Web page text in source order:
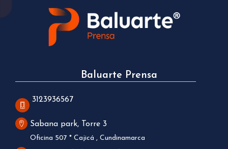
Baluarte Prensa
3123936567
Sabana park, Torre 3
Oficina 507 * Cajicá , Cundinamarca